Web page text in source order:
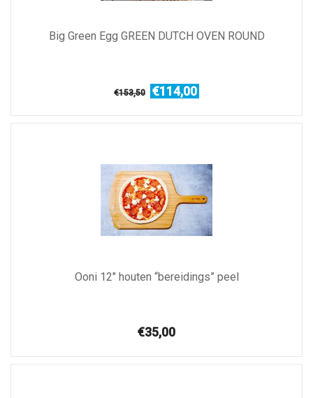
Big Green Egg GREEN DUTCH OVEN ROUND
€153,50 €114,00
Ooni 12″ houten “bereidings” peel
€35,00